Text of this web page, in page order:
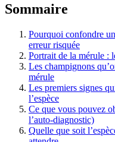
Sommaire
Pourquoi confondre
erreur risquée
Portrait de la mérule :
Les champignons
mérule
Les premiers signes
l’espèce
Ce que vous pouvez
l’auto-diagnostic)
Quelle que soit